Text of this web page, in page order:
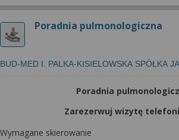
Poradnia pulmonologiczna
BUD-MED I. PALKA-KISIELOWSKA SPÓŁKA
Poradnia
Zarezerwuj wizytę
Wymagane skierowanie